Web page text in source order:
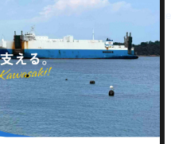
style><style
HEAD --><script>